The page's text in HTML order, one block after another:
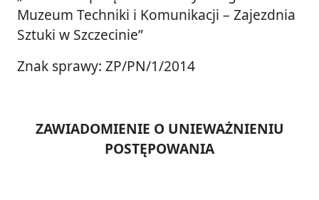
Muzeum Techniki i Komunikacji – Zajezdnia
Sztuki w Szczecinie”
Znak sprawy: ZP/PN/1/2014
ZAWIADOMIENIE O UNIEWAŻNIENIU
POSTĘPOWANIA